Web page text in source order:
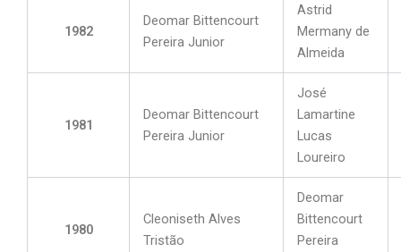
1982
Deomar Bittencourt
Pereira Junior
Astrid
Mermany de
Almeida
1981
Deomar Bittencourt
Pereira Junior
José
Lamartine
Lucas
Loureiro
1980
Cleoniseth Alves
Tristão
Deomar
Bittencourt
Pereira